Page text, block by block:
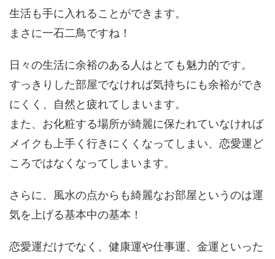
生活も手に入れることができます。
まさに一石二鳥ですね！
日々の生活に余裕のある人はとても魅力的です。
すっきりした部屋でなければ気持ちにも余裕ができ
にくく、自然と疲れてしまいます。
また、お化粧する場所が綺麗に保たれていなければ
メイクも上手く行きにくくなってしまい、恋愛運ど
ころではなくなってしまいます。
さらに、風水の点からも綺麗なお部屋というのは運
気を上げる基本中の基本！
恋愛運だけでなく、健康運や仕事運、金運といった